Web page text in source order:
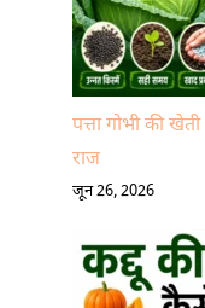
पत्ता गोभी की
राज
जून 26, 2026